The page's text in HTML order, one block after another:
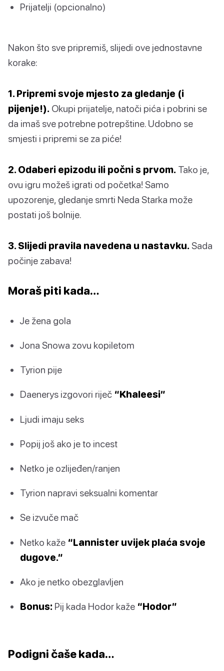
Prijatelji (opcionalno)
Nakon što sve pripremiš, slijedi ove jednostavne
korake:
1. Pripremi svoje mjesto za gledanje (i
pijenje!). Okupi prijatelje, natoči pića i pobrini se
da imaš sve potrebne potrepštine. Udobno se
smjesti i pripremi se za piće!
2. Odaberi epizodu ili počni s prvom. Tako je,
ovu igru možeš igrati od početka! Samo
upozorenje, gledanje smrti Neda Starka može
postati još bolnije.
3. Slijedi pravila navedena u nastavku. Sada
počinje zabava!
Moraš piti kada…
Je žena gola
Jona Snowa zovu kopiletom
Tyrion pije
Daenerys izgovori riječ “Khaleesi”
Ljudi imaju seks
Popij još ako je to incest
Netko je ozlijeđen/ranjen
Tyrion napravi seksualni komentar
Se izvuče mač
Netko kaže “Lannister uvijek plaća svoje
dugove.”
Ako je netko obezglavljen
Bonus: Pij kada Hodor kaže “Hodor”
Podigni čaše kada…